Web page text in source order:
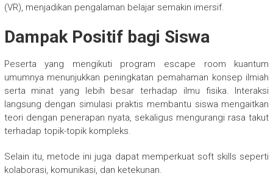
(VR), menjadikan pengalaman belajar semakin imersif.
Dampak Positif bagi Siswa
Peserta yang mengikuti program escape room kuantum
umumnya menunjukkan peningkatan pemahaman konsep ilmiah
serta minat yang lebih besar terhadap ilmu fisika. Interaksi
langsung dengan simulasi praktis membantu siswa mengaitkan
teori dengan penerapan nyata, sekaligus mengurangi rasa takut
terhadap topik-topik kompleks.
Selain itu, metode ini juga dapat memperkuat soft skills seperti
kolaborasi, komunikasi, dan ketekunan.